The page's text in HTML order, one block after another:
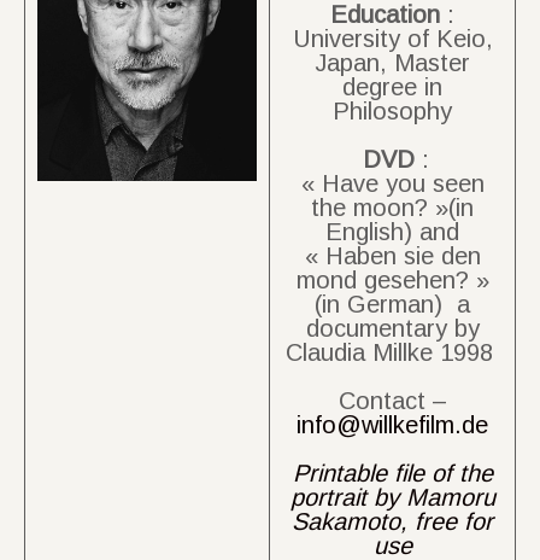
Education :
University of Keio,
Japan, Master
degree in
Philosophy
DVD :
« Have you seen
the moon? »(in
English) and
« Haben sie den
mond gesehen? »
(in German) a
documentary by
Claudia Millke 1998
Contact –
info@willkefilm.de
Printable file of the
portrait by Mamoru
Sakamoto, free for
use